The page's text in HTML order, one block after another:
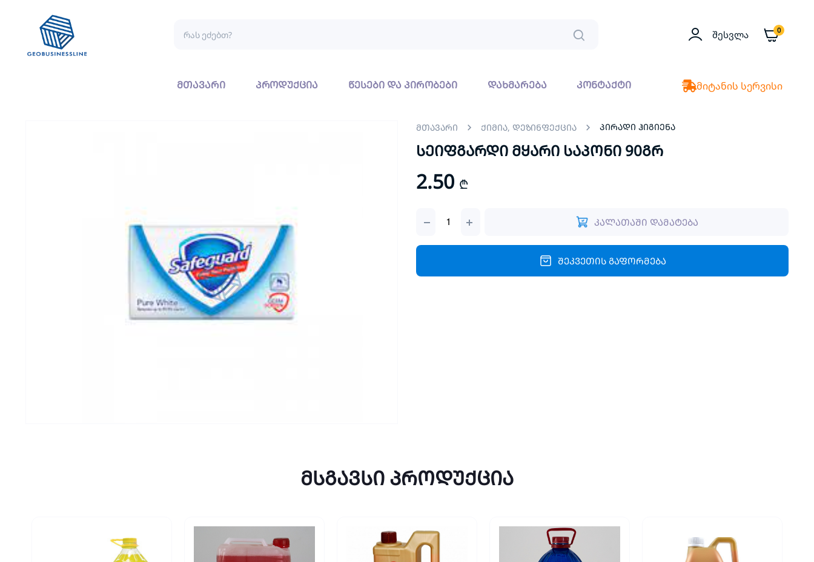
Შესვლა 0
მთავარი პროდუქცია წესები და პირობები დახმარება კონტაქტი მიტანის სერვისი
მთავარი ქიმია, დეზინფექცია პირადი ჰიგიენა
სეიფგარდი მყარი საპონი 90გრ
2.50 ₾
მყარი
90გრ
კალათაში დამატება
შეკვეთის გაფორმება
მსგავსი პროდუქცია